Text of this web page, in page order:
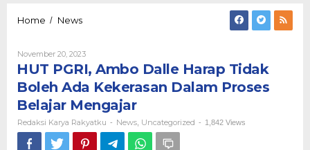
Home / NewsHUT
Dalle
Harap
Tidak
Boleh
Ada
Kekerasan
Dalam
Proses
November 20, 2023Oleh
Redaksi
Karya
Rakyatku
HUT PGRI, Ambo Dalle Harap Tidak
Boleh Ada Kekerasan Dalam Proses
Belajar Mengajar
Redaksi Karya Rakyatku - News Uncategorized - 1,842 Views